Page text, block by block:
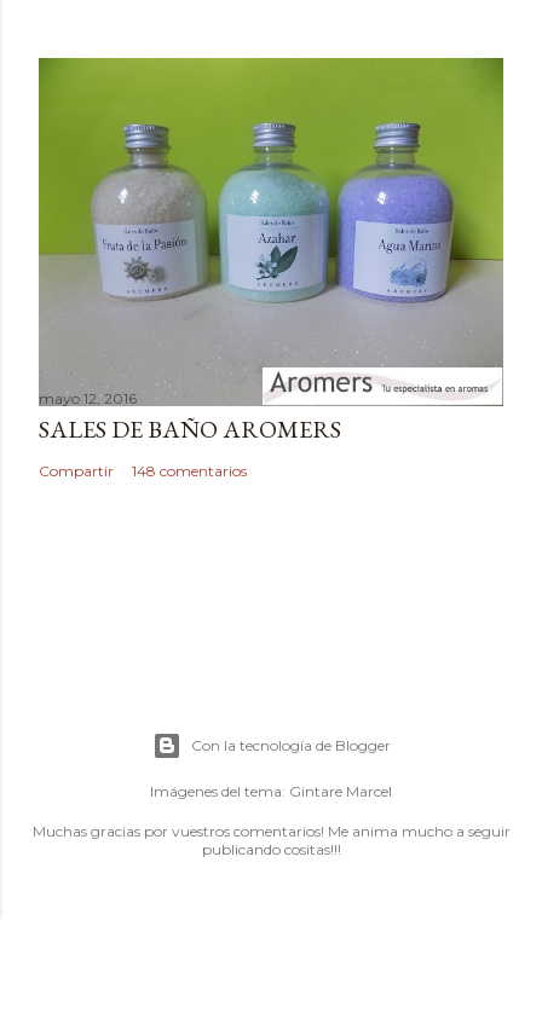
o
mayo 12, 2016
SALES DE BAÑO AROMERS
Compartir 148 comentarios
Con la tecnología de Blogger
Imágenes del tema: Gintare Marcel
Muchas gracias por vuestros comentarios! Me anima mucho a seguir
publicando cositas!!!